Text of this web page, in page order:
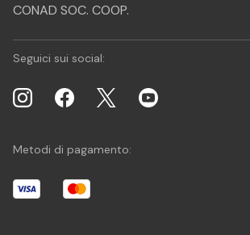
CONAD SOC. COOP.
Seguici sui social:
Metodi di pagamento: